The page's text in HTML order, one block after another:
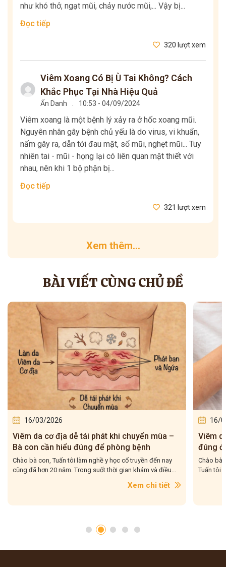
như khó thở, ngạt mũi, chảy nước mũi,... Vậy bị...
Đọc tiếp
320 lượt xem
Viêm Xoang Có Bị Ù Tai Không? Cách
Khắc Phục Tại Nhà Hiệu Quả
Ẩn Danh 10:53 - 04/09/2024
Viêm xoang là một bệnh lý xảy ra ở hốc xoang mũi.
Nguyên nhân gây bệnh chủ yếu là do virus, vi khuẩn,
nấm gây ra, dẫn tới đau mặt, sổ mũi, nghẹt mũi... Tuy
nhiên tai - mũi - họng lại có liên quan mật thiết với
nhau, nên khi 1 bộ phận bị...
Đọc tiếp
321 lượt xem
Xem thêm...
BÀI VIẾT CÙNG CHỦ ĐỀ
16/03/2026
Viêm da cơ địa tái đi tái lại – Bà con hiểu
đúng để điều trị cho dứt điểm
Chào bà con, Viêm da cơ địa tái đi tái lại là tình trạng mà
Tuấn tôi gặp rất nhiều trong quá trình hơn 20...
Xem chi tiết
16/
5 bài
–
Chào bà
tôi gặp